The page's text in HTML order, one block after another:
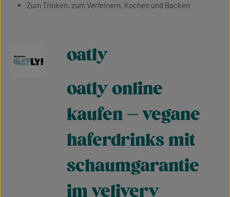
Zum Trinken, zum Verfeinern, Kochen und Backen
oatly
oatly online
kaufen – vegane
haferdrinks mit
schaumgarantie
im velivery